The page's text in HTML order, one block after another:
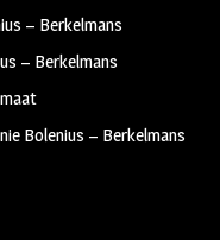
– Berkelmans
– Berkelmans
Bolenius – Berkelmans